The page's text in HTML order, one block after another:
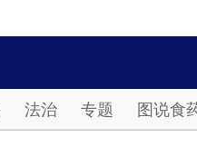
法治 专题 图说食